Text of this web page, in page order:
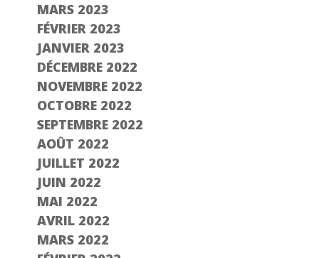
MARS 2023
FÉVRIER 2023
JANVIER 2023
DÉCEMBRE 2022
NOVEMBRE 2022
OCTOBRE 2022
SEPTEMBRE 2022
AOÛT 2022
JUILLET 2022
JUIN 2022
MAI 2022
AVRIL 2022
MARS 2022